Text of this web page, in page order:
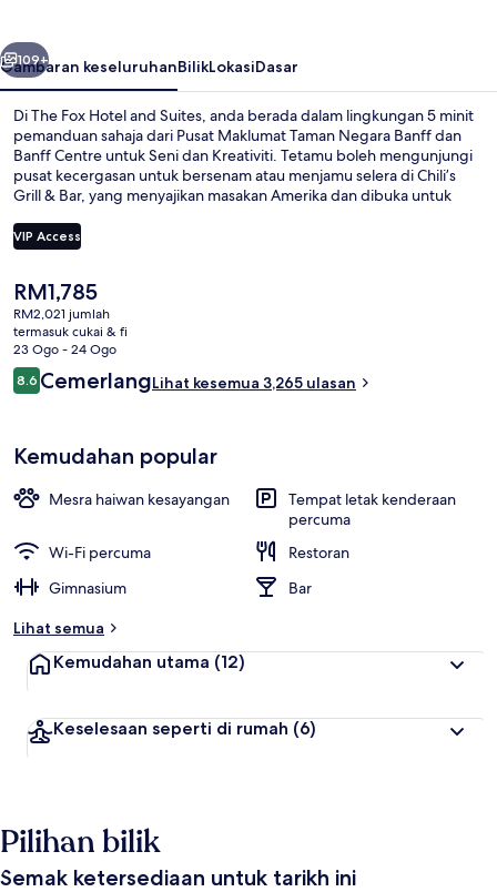
Seterusnya
109+
Gambaran keseluruhanBilikLokasiDasar
Di The Fox Hotel and Suites, anda berada dalam lingkungan 5 minit
pemanduan sahaja dari Pusat Maklumat Taman Negara Banff dan
Banff Centre untuk Seni dan Kreativiti. Tetamu boleh mengunjungi
pusat kecergasan untuk bersenam atau menjamu selera di Chili’s
Grill & Bar, yang menyajikan masakan Amerika dan dibuka untuk
termasuk bar/ruang istirahat, tab panas, dan sauna. Pengembara
lain memuji tentang kolam renang dan kakitangan.
VIP Access
Harga
semasa
ialah
RM1,785
RM1,785
RM2,021 jumlah
termasuk cukai & fi
23 Ogo - 24 Ogo
Ulasan
8.68.6 daripada 10
CemerlangLihat kesemua 3,265 ulasan
Kemudahan popular
Mesra haiwan kesayangan
Tempat letak kenderaan
percuma
Wi-Fi percuma
Restoran
Gimnasium
Bar
Lihat semua
Kemudahan utama (12)
Keselesaan seperti di rumah (6)
Pilihan bilik
Semak ketersediaan untuk tarikh ini